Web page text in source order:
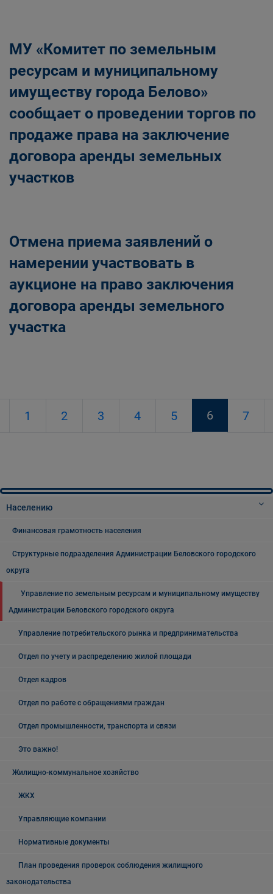
МУ «Комитет по земельным
ресурсам и муниципальному
имуществу города Белово»
сообщает о проведении торгов по
продаже права на заключение
договора аренды земельных
участков
Отмена приема заявлений о
намерении участвовать в
аукционе на право заключения
договора аренды земельного
участка
1 2 3 4 5 6 7
Населению
Финансовая грамотность населения
Структурные подразделения Администрации Беловского городского
округа
Управление по земельным ресурсам и муниципальному имуществу
Администрации Беловского городского округа
Управление потребительского рынка и предпринимательства
Отдел по учету и распределению жилой площади
Отдел кадров
Отдел по работе с обращениями граждан
Отдел промышленности, транспорта и связи
Это важно!
Жилищно-коммунальное хозяйство
ЖКХ
Управляющие компании
Нормативные документы
План проведения проверок соблюдения жилищного
законодательства